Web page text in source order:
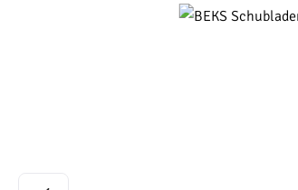
Bildergalerie überspringen